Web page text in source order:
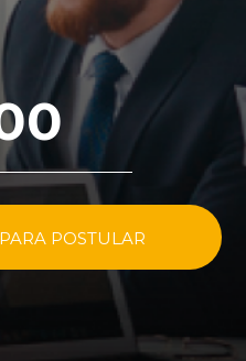
POSTULAR